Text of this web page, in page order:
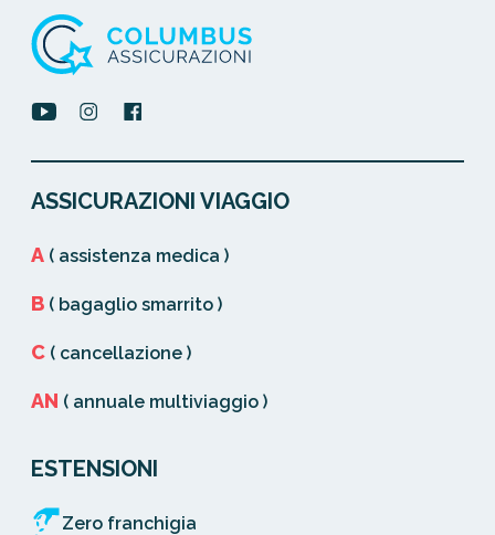
ASSICURAZIONI VIAGGIO
A ( assistenza medica )
B ( bagaglio smarrito )
C ( cancellazione )
AN ( annuale multiviaggio )
ESTENSIONI
Zero franchigia